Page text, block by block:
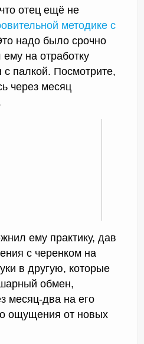
отец ещё не
методике с
надо было срочно
на отработку
палкой. Посмотрите,
через месяц
ему практику, дав
с черенком на
в другую, которые
обмен,
месяц-два на его
ощущения от новых